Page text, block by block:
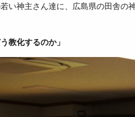
い神主さん達に、広島県の田舎の
教化するのか」